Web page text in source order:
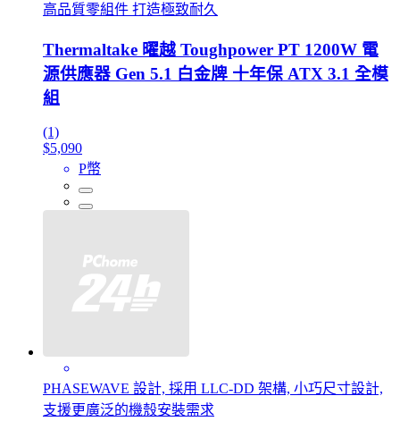
高品質零組件 打造極致耐久
Thermaltake 曜越 Toughpower PT 1200W 電
源供應器 Gen 5.1 白金牌 十年保 ATX 3.1 全模
組
(1)
$5,090
P幣
PHASEWAVE 設計, 採用 LLC-DD 架構, 小巧尺寸設計,
支援更廣泛的機殼安裝需求